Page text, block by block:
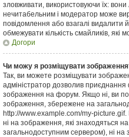
зловживати, використовуючи їх:
нечитабельним і модератор може
повідомлення або взагалі видалити
обмежувати кількість смайликів, які
Догори
Чи можу я розміщувати
Так, ви можете розміщувати
адміністратор дозволив
зображення на форум. Якщо ні, ви
зображення, збережене на
http://www.example.com/my-
ні на зображення, які знаходяться
загальнодоступним сервером), ні